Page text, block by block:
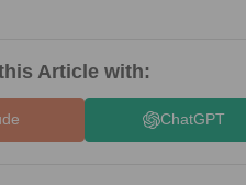
Article with:
ChatGPT